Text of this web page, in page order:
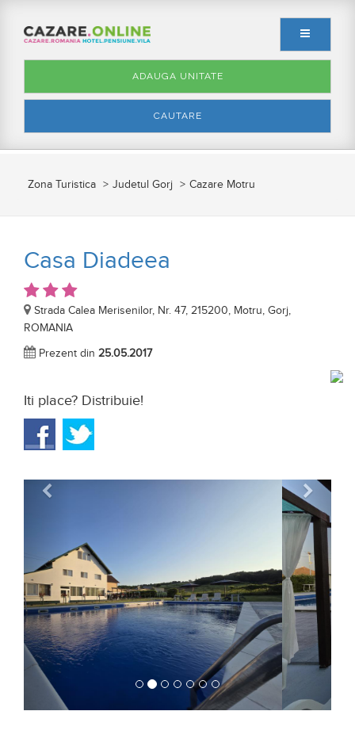
CAUTARE
ADAUGA UNITATE
Zona Turistica Judetul Gorj Cazare Motru
Casa Diadeea
Strada Calea Merisenilor, Nr. 47, 215200, Motru, Gorj,
ROMANIA
Prezent din 25.05.2017
Iti place? Distribuie!